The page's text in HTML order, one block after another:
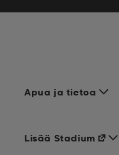
Apua ja tietoa
Lisää Stadium